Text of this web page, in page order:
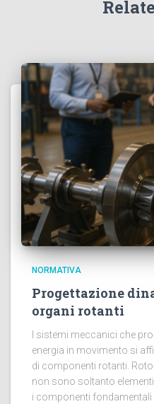
NORMATIVA
Progettazione
organi rotanti
I sistemi meccanici che
energia in movimento si
di componenti rotanti.
non sono soltanto
i componenti fondamentali